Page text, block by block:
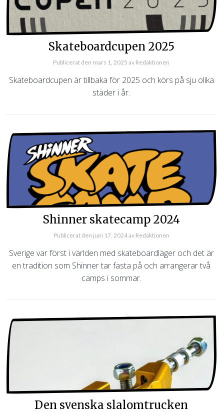
Skateboardcupen 2025
Publicerat den mars 1, 2025 av Redaktionen
Skateboardcupen är tillbaka för 2025 och körs på sju olika
städer i år.
Shinner skatecamp 2024
Publicerat den juni 17, 2024av Redaktionen
Sverige var först i världen med skateboardläger och det är
en tradition som Shinner tar fasta på och arrangerar två
camps i sommar.
Den svenska slalomtrucken